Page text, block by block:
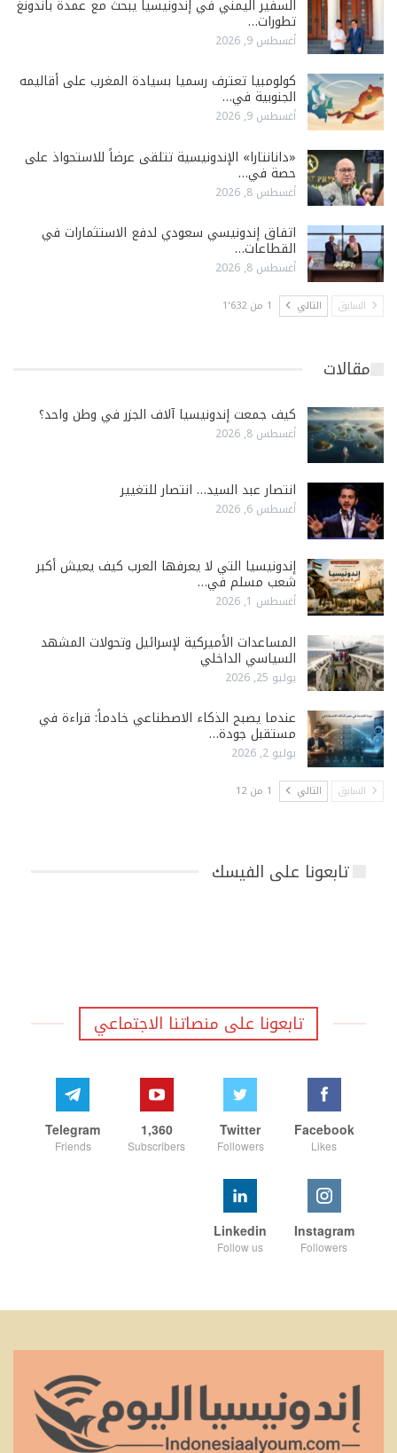
السفير اليمني في إندونيسيا يبحث مع عمدة باندونغ
تطورات…
أغسطس 9, 2026
كولومبيا تعترف رسميا بسيادة المغرب على أقاليمه
الجنوبية في…
أغسطس 9, 2026
«دانانتارا» الإندونيسية تتلقى عرضاً للاستحواذ على
حصة في…
أغسطس 8, 2026
اتفاق إندونيسي سعودي لدفع الاستثمارات في
القطاعات…
أغسطس 8, 2026
السابق التالي 1 من 1٬632
مقالات
كيف جمعت إندونيسيا آلاف الجزر في وطن واحد؟
أغسطس 8, 2026
انتصار عبد السيد… انتصار للتغيير
أغسطس 6, 2026
إندونيسيا التي لا يعرفها العرب كيف يعيش أكبر
شعب مسلم في…
أغسطس 1, 2026
المساعدات الأميركية لإسرائيل وتحولات المشهد
السياسي الداخلي
يوليو 25, 2026
عندما يصبح الذكاء الاصطناعي خادماً: قراءة في
مستقبل جودة…
يوليو 2, 2026
السابق التالي 1 من 12
تابعونا على الفيسك
تابعونا على منصاتنا الاجتماعي
Facebook
Likes
Twitter
Followers
1,360
Subscribers
Telegram
Friends
Instagram
Followers
Linkedin
Follow us